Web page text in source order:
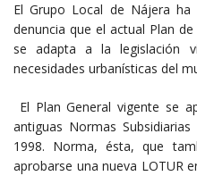
El Grupo Local de Nájera
denuncia que el actual Plan
se adapta a la legislación
necesidades urbanísticas del
El Plan General vigente se
antiguas Normas
1998. Norma, ésta, que
aprobarse una nueva LOTUR